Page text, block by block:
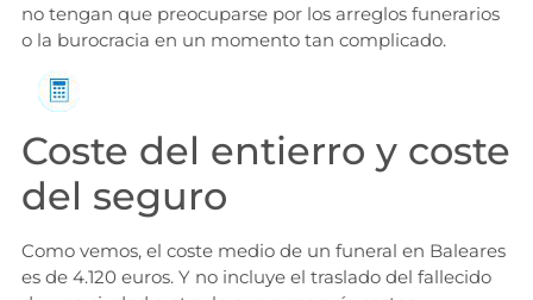
no tengan que preocuparse por los arreglos funerarios
o la burocracia en un momento tan complicado.
Coste del entierro y coste
del seguro
Como vemos, el coste medio de un funeral en Baleares
es de 4.120 euros. Y no incluye el traslado del fallecido